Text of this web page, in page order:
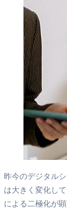
昨今のデジタル
は大きく変化し
による二極化が